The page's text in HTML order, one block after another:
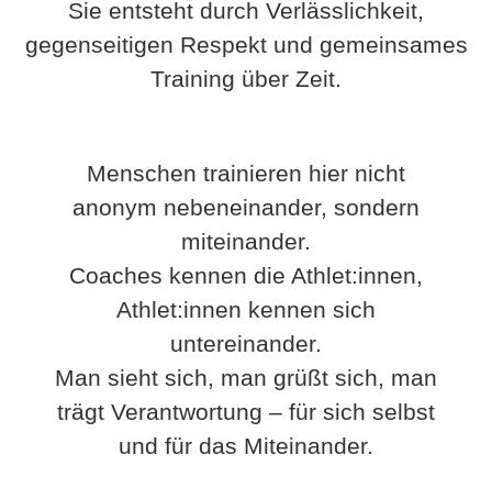
Sie entsteht durch Verlässlichkeit,
gegenseitigen Respekt und gemeinsames
Training über Zeit.
Menschen trainieren hier nicht
anonym nebeneinander, sondern
miteinander.
Coaches kennen die Athlet:innen,
Athlet:innen kennen sich
untereinander.
Man sieht sich, man grüßt sich, man
trägt Verantwortung – für sich selbst
und für das Miteinander.